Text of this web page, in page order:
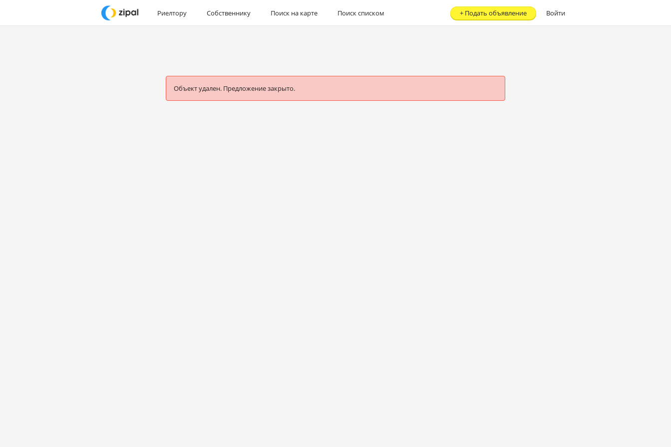
Риелтору Собственнику Поиск на карте Поиск списком Войти
+ Подать объявление
Объект удален. Предложение закрыто.